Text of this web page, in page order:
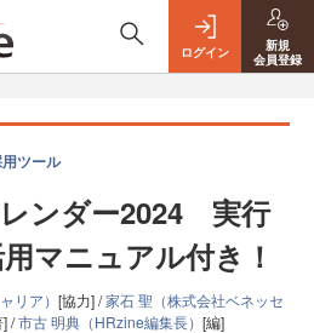
ログイン
新規
会員登録
ツール
ンダー2024 実行
マニュアル付き！
リア） [協力] /家石 聖（株式会社ベネッセ
] /市古 明典（HRzine編集長） [編]